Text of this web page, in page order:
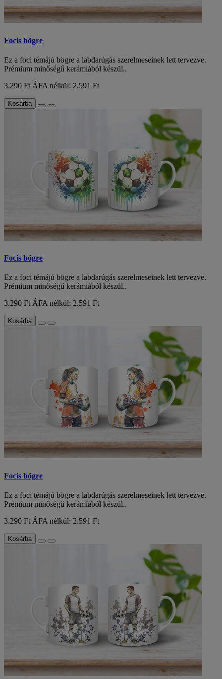
Focis bögre
Ez a foci témájú bögre a labdarúgás szerelmeseinek lett tervezve.
Prémium minőségű kerámiából készül..
3.290 Ft ÁFA nélkül: 2.591 Ft
Kosárba
Focis bögre
Ez a foci témájú bögre a labdarúgás szerelmeseinek lett tervezve.
Prémium minőségű kerámiából készül..
3.290 FtÁFA nélkül: 2.591 Ft
Kosárba
Focis bögre
Ez a foci témájú bögre a labdarúgás szerelmeseinek lett tervezve.
Prémium minőségű kerámiából készül..
3.290 Ft ÁFA nélkül: 2.591 Ft
Kosárba